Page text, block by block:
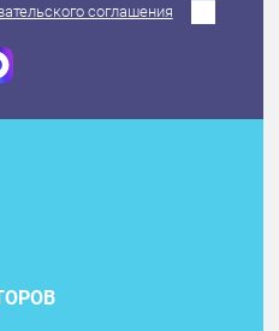
соглашения